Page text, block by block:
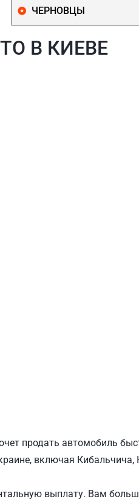
ЧЕРНОВЦЫ
В КИЕВЕ
продать автомобиль
включая
выплату. Вам